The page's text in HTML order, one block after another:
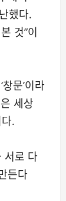
했다.
것”이
문’이라
세상
.
서로 다
든다